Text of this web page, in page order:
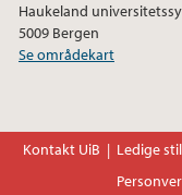
Haukeland
5009 Bergen
Se områdekart
Kontakt UiB Ledige